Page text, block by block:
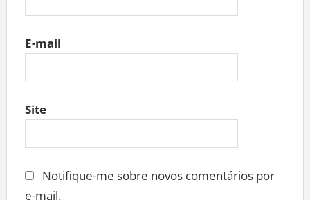
E-mail
Site
Notifique-me sobre novos comentários por